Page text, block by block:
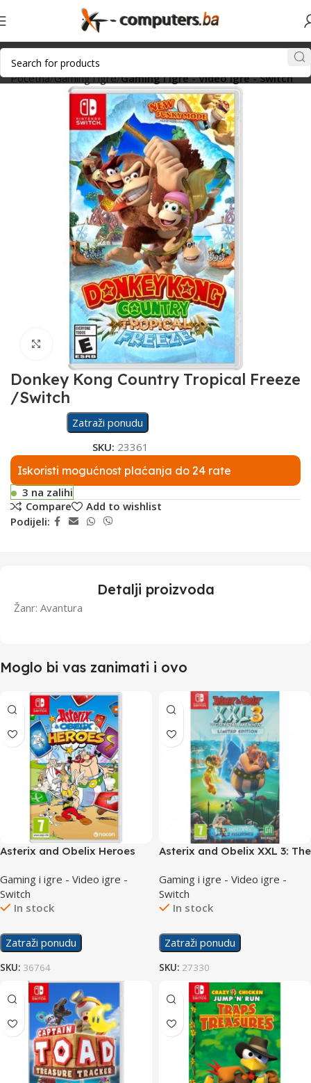
Početna Gaming i igre Gaming i igre - Video igre - Switch
Click to enlarge
Donkey Kong Country Tropical Freeze
/Switch
Zatraži ponudu
SKU: 23361
Iskoristi mogućnost plaćanja do 24 rate
3 na zalihi
Compare
Add to wishlist
Podijeli:
Detalji proizvoda
Žanr: Avantura
Moglo bi vas zanimati i ovo
Asterix and Obelix Heroes
Gaming i igre - Video igre -
Switch
In stock
Zatraži ponudu
SKU: 36764
Asterix and Obelix XXL 3: The
Edition /Switch
Gaming i igre - Video igre -
Switch
In stock
Zatraži ponudu
SKU: 27330